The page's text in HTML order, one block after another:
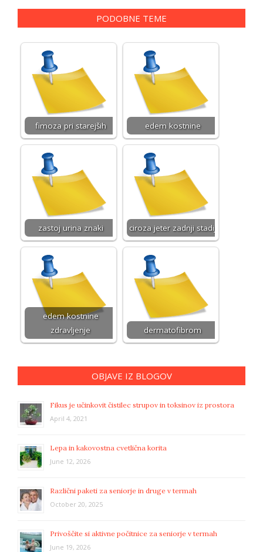
PODOBNE TEME
fimoza pri starejših edem kostnine
zastoj urina znaki ciroza jeter zadnji stadij
edem kostnine
zdravljenje
dermatofibrom
OBJAVE IZ BLOGOV
Fikus je učinkovit čistilec strupov in toksinov iz prostora
April 4, 2021
Lepa in kakovostna cvetlična korita
June 12, 2026
Različni paketi za seniorje in druge v termah
October 20, 2025
Privoščite si aktivne počitnice za seniorje v termah
June 19, 2026